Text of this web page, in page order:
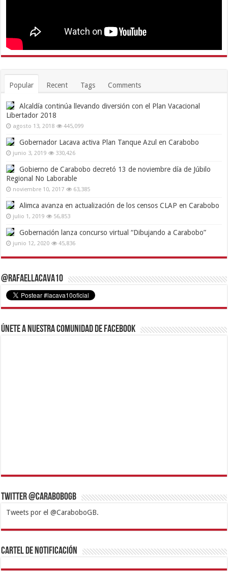
Popular Recent Tags Comments
Alcaldía continúa llevando diversión con el Plan Vacacional
Libertador 2018
agosto 13, 2018 445,099
Gobernador Lacava activa Plan Tanque Azul en Carabobo
junio 3, 2019 330,426
Gobierno de Carabobo decretó 13 de noviembre día de Júbilo
Regional No Laborable
noviembre 10, 2017 63,385
Alimca avanza en actualización de los censos CLAP en Carabobo
julio 1, 2019 56,853
Gobernación lanza concurso virtual “Dibujando a Carabobo”
junio 12, 2020 45,836
@RafaelLacava10
Únete a nuestra comunidad de Facebook
Twitter @CaraboboGB
Tweets por el @CaraboboGB.
1xbetBetturkeyBetistKralbetSupertotobetTipobetMatadorbetMariobet
https://mvbcasino.com/
Cartel de Notificación